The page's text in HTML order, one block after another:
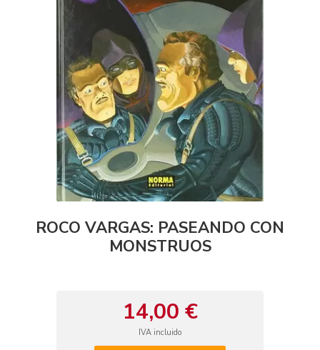
ROCO VARGAS: PASEANDO CON
MONSTRUOS
14,00 €
IVA incluido